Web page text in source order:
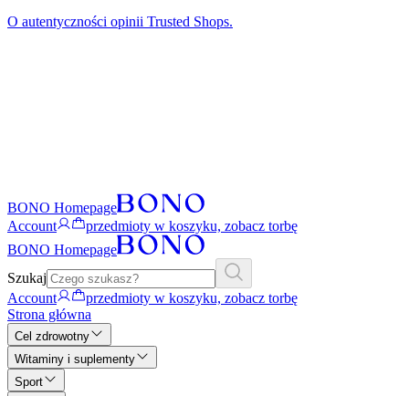
O autentyczności opinii Trusted Shops.
BONO Homepage
Account
przedmioty w koszyku, zobacz torbę
BONO Homepage
Szukaj
Account
przedmioty w koszyku, zobacz torbę
Strona główna
Cel zdrowotny
Witaminy i suplementy
Sport